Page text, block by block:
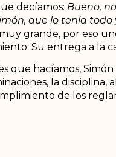
decíamos: Bueno,
que lo tenía todo
grande, por eso
Su entrega a la
que hacíamos,
la disciplina,
de los